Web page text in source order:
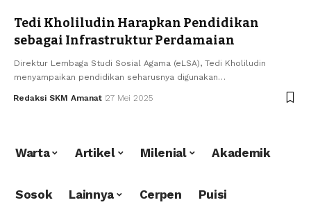
Tedi Kholiludin Harapkan Pendidikan
sebagai Infrastruktur Perdamaian
Direktur Lembaga Studi Sosial Agama (eLSA), Tedi Kholiludin
menyampaikan pendidikan seharusnya digunakan…
Redaksi SKM Amanat 27 Mei 2025
Warta Artikel Milenial Akademik
Sosok Lainnya Cerpen Puisi